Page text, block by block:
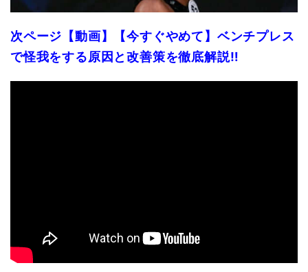
次ページ【動画】【今すぐやめて】ベンチプレス
で怪我をする原因と改善策を徹底解説‼︎